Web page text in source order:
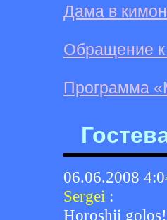
Дама в
Обращение к
Программа
06.06.2008
Sergei :
Horoshii golos!